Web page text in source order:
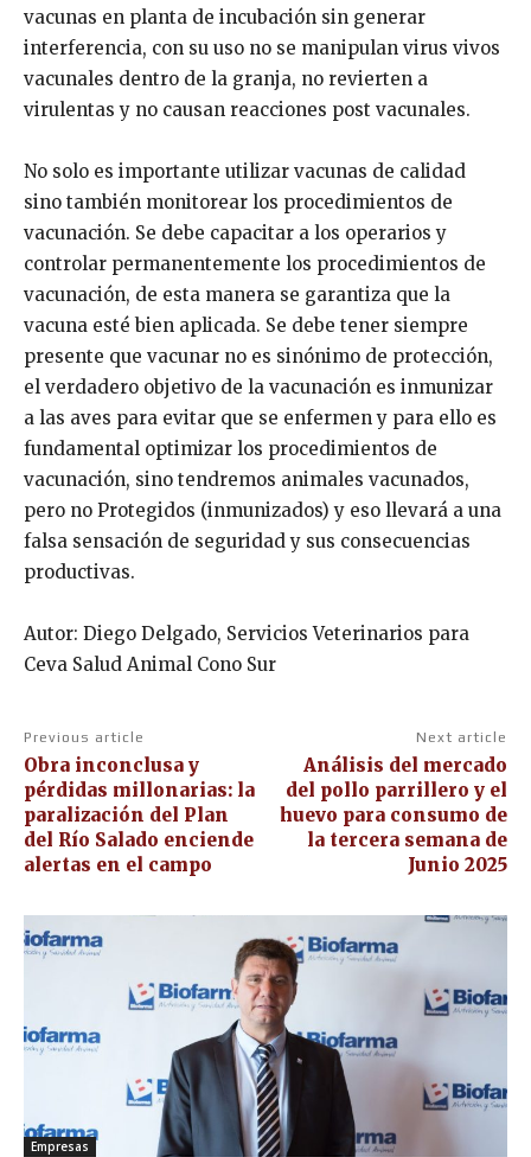
vacunas en planta de incubación sin generar
interferencia, con su uso no se manipulan virus vivos
vacunales dentro de la granja, no revierten a
virulentas y no causan reacciones post vacunales.
No solo es importante utilizar vacunas de calidad
sino también monitorear los procedimientos de
vacunación. Se debe capacitar a los operarios y
controlar permanentemente los procedimientos de
vacunación, de esta manera se garantiza que la
vacuna esté bien aplicada. Se debe tener siempre
presente que vacunar no es sinónimo de protección,
el verdadero objetivo de la vacunación es inmunizar
a las aves para evitar que se enfermen y para ello es
fundamental optimizar los procedimientos de
vacunación, sino tendremos animales vacunados,
pero no Protegidos (inmunizados) y eso llevará a una
falsa sensación de seguridad y sus consecuencias
productivas.
Autor: Diego Delgado, Servicios Veterinarios para
Ceva Salud Animal Cono Sur
Previous article
Obra inconclusa y
pérdidas millonarias: la
paralización del Plan
del Río Salado enciende
alertas en el campo
Next article
Análisis del mercado
del pollo parrillero y el
huevo para consumo de
la tercera semana de
Junio 2025
Empresas